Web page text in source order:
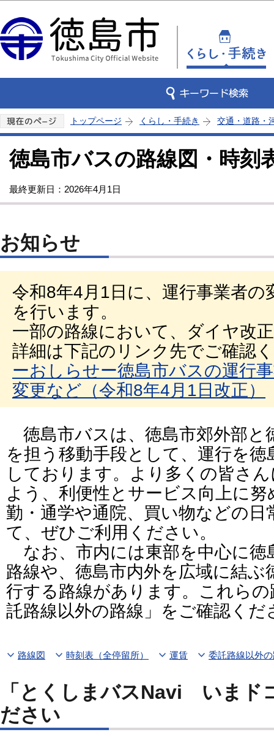
トップページ くらし・手続き 交通・道路・
徳島市バスの路線図・時刻
最終更新日：2026年4月1日
お知らせ
令和8年4月1日に、運行事業者の
を行います。
一部の路線において、ダイヤ改
詳細は下記のリンク先でご確認
ーおしらせー徳島市バスの運行
変更など（令和8年4月1日改正）
徳島市バスは、徳島市郊外部と
を担う移動手段として、運行を
しております。より多くの皆さ
よう、利便性とサービス向上に
勤・通学や通院、買い物などの日
て、ぜひご利用ください。
なお、市内には東部を中心に徳
路線や、徳島市内外を広域に結ぶ
行する路線があります。これら
託路線以外の路線」をご確認くだ
路線図 時刻表（全停留所） 運賃 委託路線以外
「とくしまバスNavi いまド
ださい